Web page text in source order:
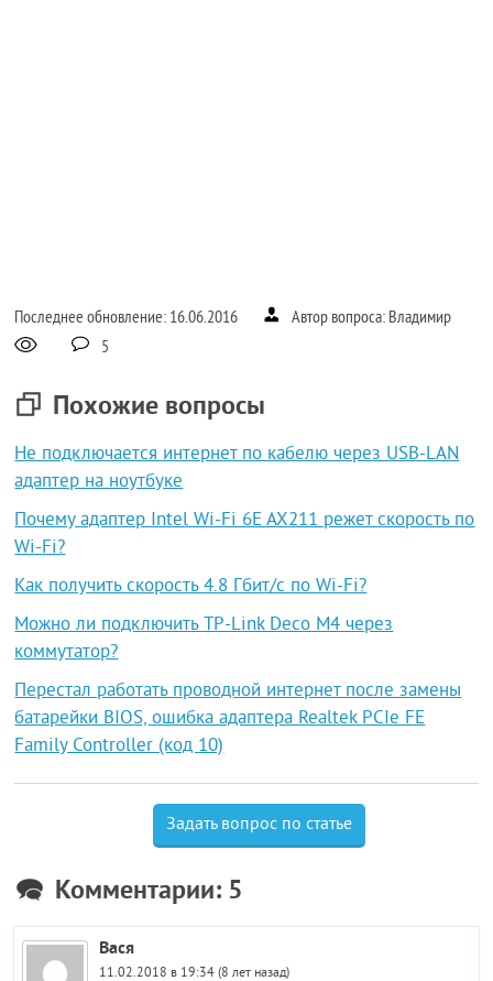
Последнее обновление: 16.06.2016
Автор вопроса: Владимир
5
Похожие вопросы
Не подключается интернет по кабелю через USB-LAN
адаптер на ноутбуке
Почему адаптер Intel Wi-Fi 6E AX211 режет скорость по
Wi-Fi?
Как получить скорость 4.8 Гбит/с по Wi-Fi?
Можно ли подключить TP-Link Deco M4 через
коммутатор?
Перестал работать проводной интернет после замены
батарейки BIOS, ошибка адаптера Realtek PCIe FE
Family Controller (код 10)
Задать вопрос по статье
Комментарии: 5
Вася
11.02.2018 в 19:34 (8 лет назад)